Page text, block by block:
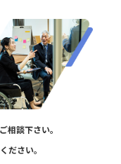
相談下さい。
ださい。